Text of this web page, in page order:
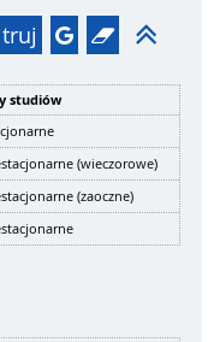
studiów
(wieczorowe)
(zaoczne)